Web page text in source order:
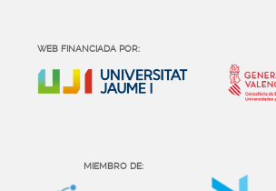
WEB FINANCIADA POR:
MIEMBRO DE: